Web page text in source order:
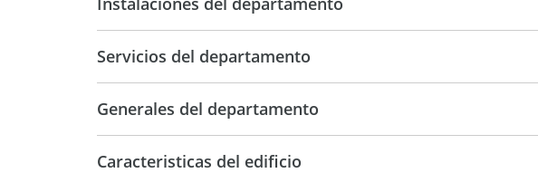
Muchas gracias.
Servicios del departamento
Generales del departamento
Caracteristicas del edificio